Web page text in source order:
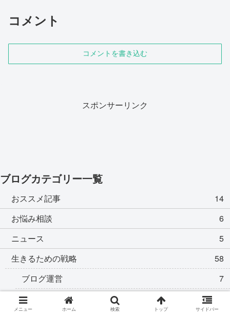
コメント
コメントを書き込む
スポンサーリンク
ブログカテゴリー一覧
おススメ記事
14
お悩み相談
6
ニュース
5
生きるための戦略
58
ブログ運営
7
書籍紹介
メニュー ホーム 検索 トップ サイドバー